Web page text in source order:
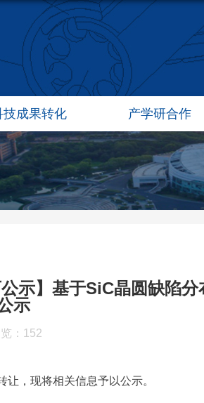
技成果转化 产学研合作
公示】基于SiC晶圆缺陷
示
： 152
让 ，现将相关信息予以公示。